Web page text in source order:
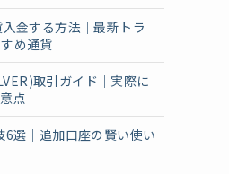
金する方法｜最新トラ
め通貨
取引ガイド｜実際に
点
6選｜追加口座の賢い使い